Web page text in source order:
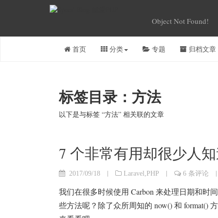
Object Not Found!
首页 分类 专题 归档文章
标签目录：方法
以下是与标签 “方法” 相关联的文章
7 个非常有用却很少人
2017/09/18 | Laravel PHP | 6 条评论 |
我们在很多时候使用 Carbon 来处理日期和时
些方法呢？除了众所周知的 now() 和 format()